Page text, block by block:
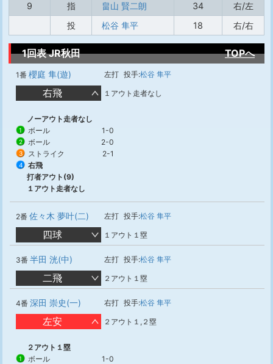
9
指 畠山 賢二朗 34
右/左
投
松谷 隼平 18 右/右
1回表 JR秋田 TOPへ
1番 櫻庭 隼(遊) 左打 投手:松谷 隼平
右飛 １アウト走者なし
ノーアウト走者なし
1 ボール 1-0
2 ボール 2-0
3 ストライク 2-1
4
右飛
打者アウト(9)
１アウト走者なし
2番 佐々木 夢叶(二) 左打 投手:松谷 隼平
四球 １アウト１塁
3番 半田 洸(中) 左打 投手:松谷 隼平
二飛 ２アウト１塁
4番 深田 崇史(一) 右打 投手:松谷 隼平
左安 ２アウト１,２塁
２アウト１塁
1 ボール 1-0